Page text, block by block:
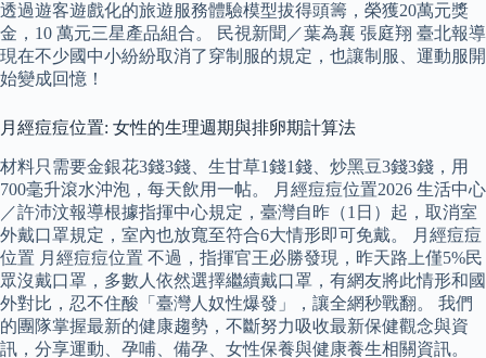
透過遊客遊戲化的旅遊服務體驗模型拔得頭籌，榮獲20萬元獎
金，10 萬元三星產品組合。 民視新聞／葉為襄 張庭翔 臺北報導
現在不少國中小紛紛取消了穿制服的規定，也讓制服、運動服開
始變成回憶！
月經痘痘位置: 女性的生理週期與排卵期計算法
材料只需要金銀花3錢3錢、生甘草1錢1錢、炒黑豆3錢3錢，用
700毫升滾水沖泡，每天飲用一帖。 月經痘痘位置2026 生活中心
／許沛汶報導根據指揮中心規定，臺灣自昨（1日）起，取消室
外戴口罩規定，室內也放寬至符合6大情形即可免戴。 月經痘痘
位置 月經痘痘位置 不過，指揮官王必勝發現，昨天路上僅5%民
眾沒戴口罩，多數人依然選擇繼續戴口罩，有網友將此情形和國
外對比，忍不住酸「臺灣人奴性爆發」，讓全網秒戰翻。 我們
的團隊掌握最新的健康趨勢，不斷努力吸收最新保健觀念與資
訊，分享運動、孕哺、備孕、女性保養與健康養生相關資訊。